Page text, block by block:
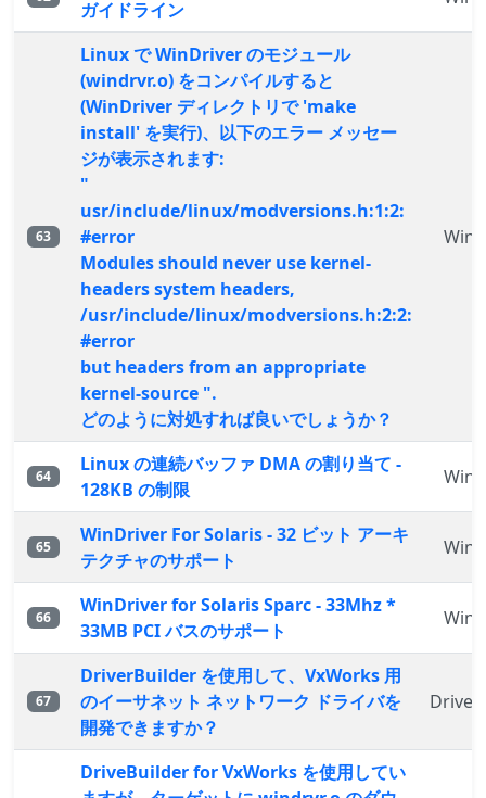
ガイドライン
63
Linux で WinDriver のモジュール
(windrvr.o) をコンパイルすると
(WinDriver ディレクトリで 'make
install' を実行)、以下のエラー メッセー
ジが表示されます:
"
usr/include/linux/modversions.h:1:2:
#error
Modules should never use kernel-
headers system headers,
/usr/include/linux/modversions.h:2:2:
#error
but headers from an appropriate
kernel-source ".
どのように対処すれば良いでしょうか？
64
Linux の連続バッファ DMA の割り当て -
128KB の制限
65
WinDriver For Solaris - 32 ビット アーキ
テクチャのサポート
66
WinDriver for Solaris Sparc - 33Mhz *
33MB PCI バスのサポート
67
DriverBuilder を使用して、VxWorks 用
のイーサネット ネットワーク ドライバを
開発できますか？
DriveBuilder for VxWorks を使用してい